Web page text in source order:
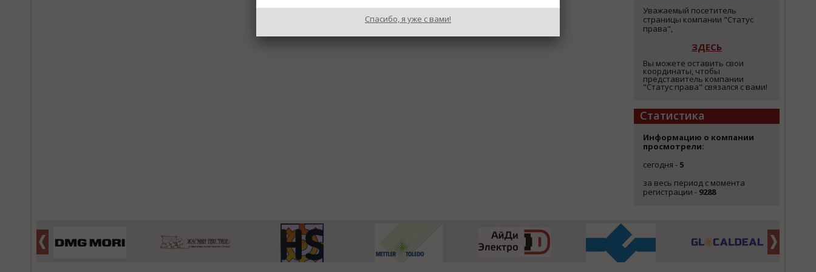
Уважаемый посетитель
страницы компании "Статус
права",
ЗДЕСЬ
Вы можете оставить свои
координаты, чтобы
представитель компании
"Статус права" связался с вами!
Статистика
Информацию о компании
просмотрели:
сегодня - 5
за весь период с момента
регистрации - 9288
Спасибо, я уже с вами!